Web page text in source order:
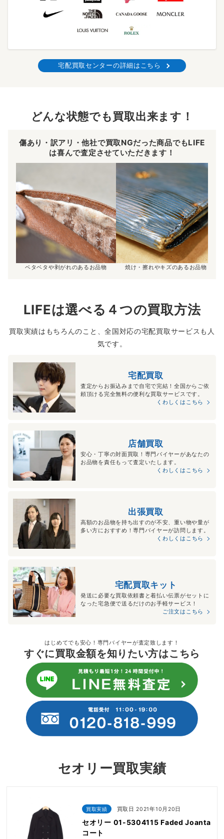
宅配買取センターの詳細はこちら
どんな状態でも買取出来ます！
傷あり・訳アリ・他社で買取NGだった商品でもLIFE
は喜んで査定させていただきます！
ベタベタや剥がれのあるお品物 焼け・擦れやキズのあるお品物
LIFEは選べる４つの買取方法
買取実績はもちろんのこと、全国対応の宅配買取サービスも人
気です。
宅配買取
査定からお振込みまで自宅で完結！全国からご依
頼頂ける完全無料の便利な買取サービスです。
くわしくはこちら
店舗買取
安心・丁寧の対面買取！専門バイヤーがあなたの
お品物を責任もって査定いたします。
くわしくはこちら
出張買取
高額のお品物を持ち出すのが不安、重い物や量が
多い方におすすめ！専門バイヤーが訪問します。
くわしくはこちら
宅配買取キット
発送に必要な買取依頼書と着払い伝票がセットに
なった宅急便で送るだけのお手軽サービス！
ご注文はこちら
はじめてでも安心！専門バイヤーが査定致します！
すぐに買取金額を知りたい方はこちら
セオリー買取実績
買取実績 買取日 2021年10月20日
セオリー 01-5304115 Faded Joanta
コート